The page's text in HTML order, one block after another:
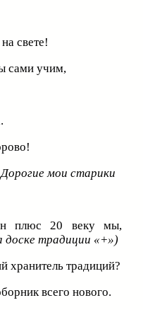
свете!
сами учим,
мои старики
плюс 20 веку мы,
доске традиции «+»)
хранитель традиций?
всего нового.